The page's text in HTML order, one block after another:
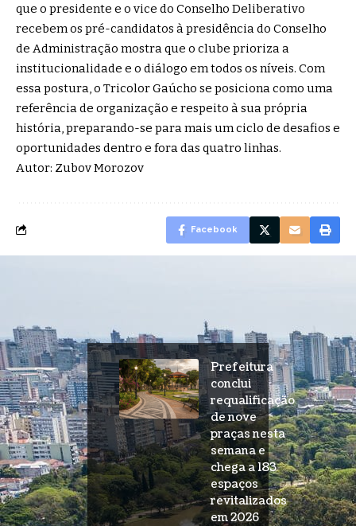
que o presidente e o vice do Conselho Deliberativo
recebem os pré-candidatos à presidência do Conselho
de Administração mostra que o clube prioriza a
institucionalidade e o diálogo em todos os níveis. Com
essa postura, o Tricolor Gaúcho se posiciona como uma
referência de organização e respeito à sua própria
história, preparando-se para mais um ciclo de desafios e
oportunidades dentro e fora das quatro linhas.
Autor: Zubov Morozov
Facebook
Prefeitura
conclui
requalificação
de nove
praças nesta
semana e
chega a 183
espaços
revitalizados
em 2026